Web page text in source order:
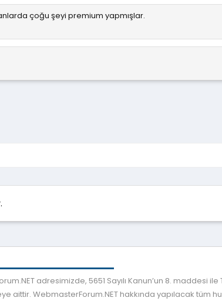
çoğu şeyi premium yapmışlar.
adresimizde, 5651 Sayılı Kanun’un 8. maddesi
aittir. WebmasterForum.NET hakkında yapılacak tüm